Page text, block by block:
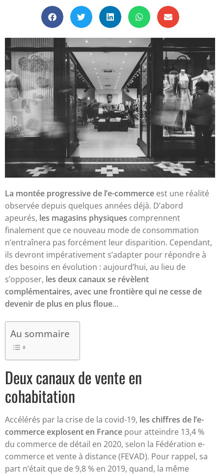
La montée progressive de l’e-commerce est une réalité
observée depuis quelques années déjà. D’abord
apeurés, les magasins physiques comprennent
finalement que ce nouveau mode de consommation
n’entraînera pas forcément leur disparition. Cependant,
ils devront impérativement s’adapter pour répondre à
des besoins en évolution : aujourd’hui, au lieu de
s’opposer, les deux canaux se révèlent
complémentaires, avec une frontière qui ne cesse de
devenir de plus en plus floue…
Au sommaire
Deux canaux de vente en
cohabitation
Accélérés par la crise de la covid-19, les chiffres de l’e-
commerce explosent en France pour atteindre 13,4 %
du commerce de détail en 2020, selon la Fédération e-
commerce et vente à distance (FEVAD). Pour rappel, sa
part n’était que de 9,8 % en 2019, quand, la même